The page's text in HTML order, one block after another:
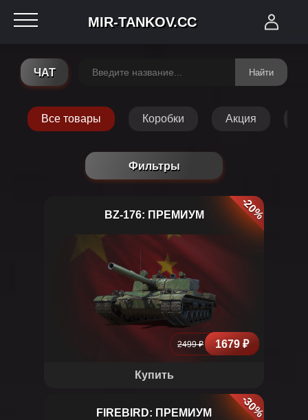
MIR-TANKOV.CC
ЧАТ Найти
Все товары Коробки Акция
Фильтры
BZ-176: ПРЕМИУМ -20%
1679 ₽
2499 ₽
Купить
FIREBIRD: ПРЕМИУМ -30%